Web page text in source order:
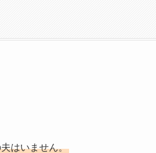
はいません。